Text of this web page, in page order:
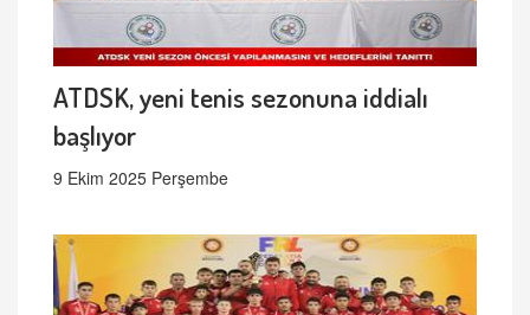
ATDSK, yeni tenis sezonuna iddialı
başlıyor
9 Ekim 2025 Perşembe